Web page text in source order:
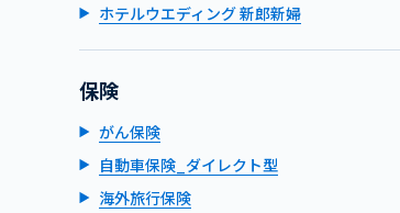
ホテルウエディング 新郎新婦
保険
がん保険
自動車保険_ダイレクト型
海外旅行保険